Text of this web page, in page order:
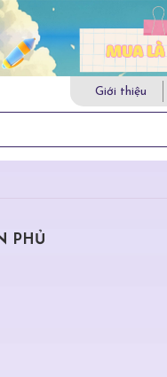
Giới thiệu
PHỦ